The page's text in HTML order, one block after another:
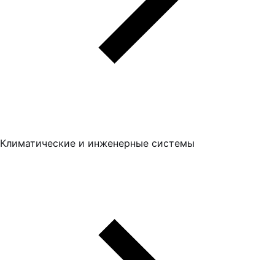
Климатические и инженерные системы